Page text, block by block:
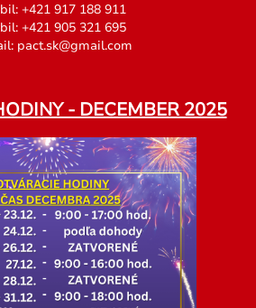
+421 917 188 911
+421 905 321 695
pact.sk@gmail.com
- DECEMBER 2025